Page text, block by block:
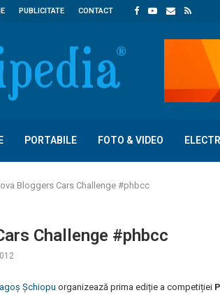
PUBLICITATE CONTACT
PORTABILE FOTO & VIDEO
Bloggers Cars Challenge #phbcc
Challenge #phbcc
Șchiopu organizează prima ediție a competiției